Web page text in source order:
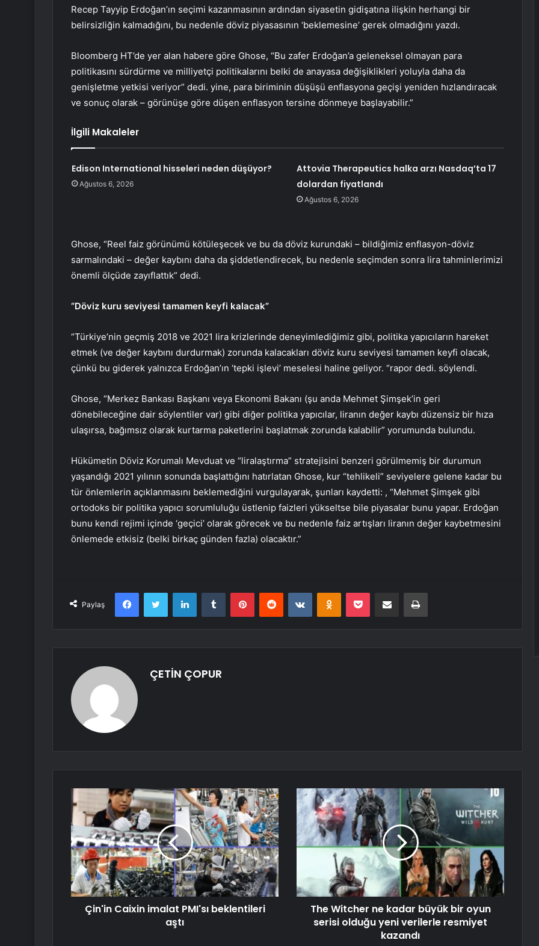
Recep Tayyip Erdoğan’ın seçimi kazanmasının ardından siyasetin gidişatına ilişkin herhangi bir
belirsizliğin kalmadığını, bu nedenle döviz piyasasının ‘beklemesine’ gerek olmadığını yazdı.
Bloomberg HT’de yer alan habere göre Ghose, “Bu zafer Erdoğan’a geleneksel olmayan para
politikasını sürdürme ve milliyetçi politikalarını belki de anayasa değişiklikleri yoluyla daha da
genişletme yetkisi veriyor” dedi. yine, para biriminin düşüşü enflasyona geçişi yeniden hızlandıracak
ve sonuç olarak – görünüşe göre düşen enflasyon tersine dönmeye başlayabilir.”
İlgili Makaleler
Edison International hisseleri neden düşüyor?
Ağustos 6, 2026
Attovia Therapeutics halka arzı Nasdaq’ta 17
dolardan fiyatlandı
Ağustos 6, 2026
Ghose, “Reel faiz görünümü kötüleşecek ve bu da döviz kurundaki – bildiğimiz enflasyon-döviz
sarmalındaki – değer kaybını daha da şiddetlendirecek, bu nedenle seçimden sonra lira tahminlerimizi
önemli ölçüde zayıflattık” dedi.
“Döviz kuru seviyesi tamamen keyfi kalacak”
“Türkiye’nin geçmiş 2018 ve 2021 lira krizlerinde deneyimlediğimiz gibi, politika yapıcıların hareket
etmek (ve değer kaybını durdurmak) zorunda kalacakları döviz kuru seviyesi tamamen keyfi olacak,
çünkü bu giderek yalnızca Erdoğan’ın ‘tepki işlevi’ meselesi haline geliyor. “rapor dedi. söylendi.
Ghose, “Merkez Bankası Başkanı veya Ekonomi Bakanı (şu anda Mehmet Şimşek’in geri
dönebileceğine dair söylentiler var) gibi diğer politika yapıcılar, liranın değer kaybı düzensiz bir hıza
ulaşırsa, bağımsız olarak kurtarma paketlerini başlatmak zorunda kalabilir” yorumunda bulundu.
Hükümetin Döviz Korumalı Mevduat ve “liralaştırma” stratejisini benzeri görülmemiş bir durumun
yaşandığı 2021 yılının sonunda başlattığını hatırlatan Ghose, kur “tehlikeli” seviyelere gelene kadar bu
tür önlemlerin açıklanmasını beklemediğini vurgulayarak, şunları kaydetti: , “Mehmet Şimşek gibi
ortodoks bir politika yapıcı sorumluluğu üstlenip faizleri yükseltse bile piyasalar bunu yapar. Erdoğan
bunu kendi rejimi içinde ‘geçici’ olarak görecek ve bu nedenle faiz artışları liranın değer kaybetmesini
önlemede etkisiz (belki birkaç günden fazla) olacaktır.”
Paylaş
FacebookTwitter LinkedInTumblr PinterestReddit VKontakteOdnoklassniki
Pocket E-Posta ile paylaş Yazdır
ÇETİN ÇOPUR
Çin'in Caixin imalat PMI'sı beklentileri
aştı
The Witcher ne kadar büyük bir oyun
serisi olduğu yeni verilerle resmiyet
kazandı